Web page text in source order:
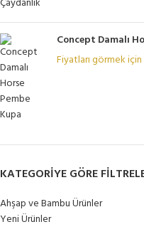
Concept Damalı
Fiyatları görmek için
KATEGORIYE GÖRE
Ahşap ve Bambu Ürünler
Yeni Ürünler